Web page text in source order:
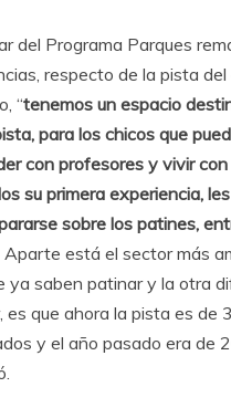
del Programa Parques
respecto de la pista del
“tenemos un espacio
para los chicos que
con profesores y vivir
su primera experiencia,
sobre los patines,
Aparte está el sector más
ya saben patinar y la otra
es que ahora la pista es de
y el año pasado era de